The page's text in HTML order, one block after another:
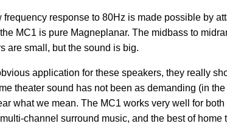
frequency response to 80Hz is made possible by
MC1 is pure Magneplanar. The midbass to
are small, but the sound is big.
application for these speakers, they really
theater sound has not been as demanding (in
what we mean. The MC1 works very well for
channel surround music, and the best of home